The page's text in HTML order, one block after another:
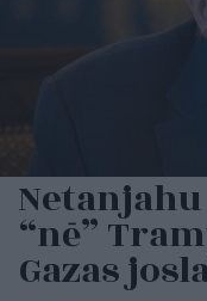
“nē”
Gazas